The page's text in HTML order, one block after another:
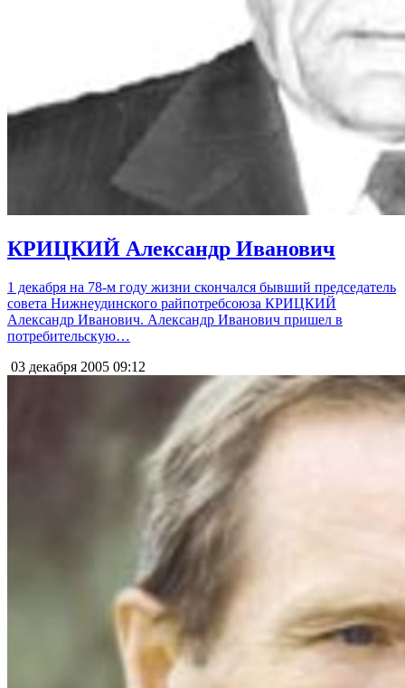
КРИЦКИЙ Александр Иванович
1 декабря на 78-м году жизни скончался бывший председатель
совета Нижнеудинского райпотребсоюза КРИЦКИЙ
Александр Иванович. Александр Иванович пришел в
потребительскую…
03 декабря 2005 09:12